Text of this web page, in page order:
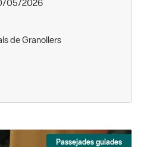
05/2026
de Granollers
Passejades guiades